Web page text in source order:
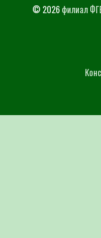
© 2026филиал